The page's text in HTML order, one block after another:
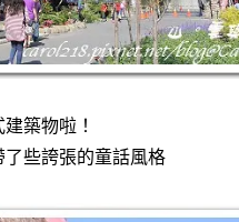
築物啦！
些誇張的童話風格